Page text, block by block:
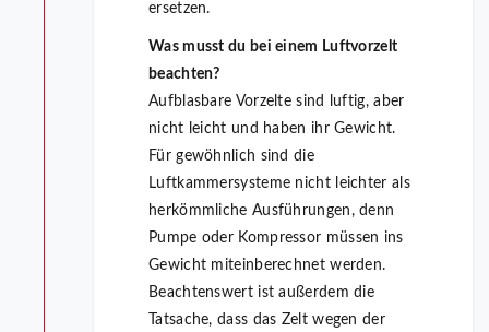
ersetzen.
Was musst du bei einem Luftvorzelt
beachten?
Aufblasbare Vorzelte sind luftig, aber
nicht leicht und haben ihr Gewicht.
Für gewöhnlich sind die
Luftkammersysteme nicht leichter als
herkömmliche Ausführungen, denn
Pumpe oder Kompressor müssen ins
Gewicht miteinberechnet werden.
Beachtenswert ist außerdem die
Tatsache, dass das Zelt wegen der